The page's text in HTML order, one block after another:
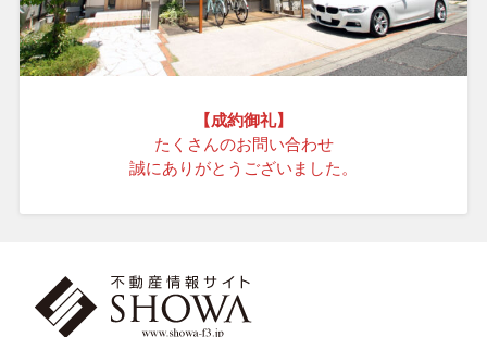
【成約御礼】
たくさんのお問い合わせ
誠にありがとうございました。